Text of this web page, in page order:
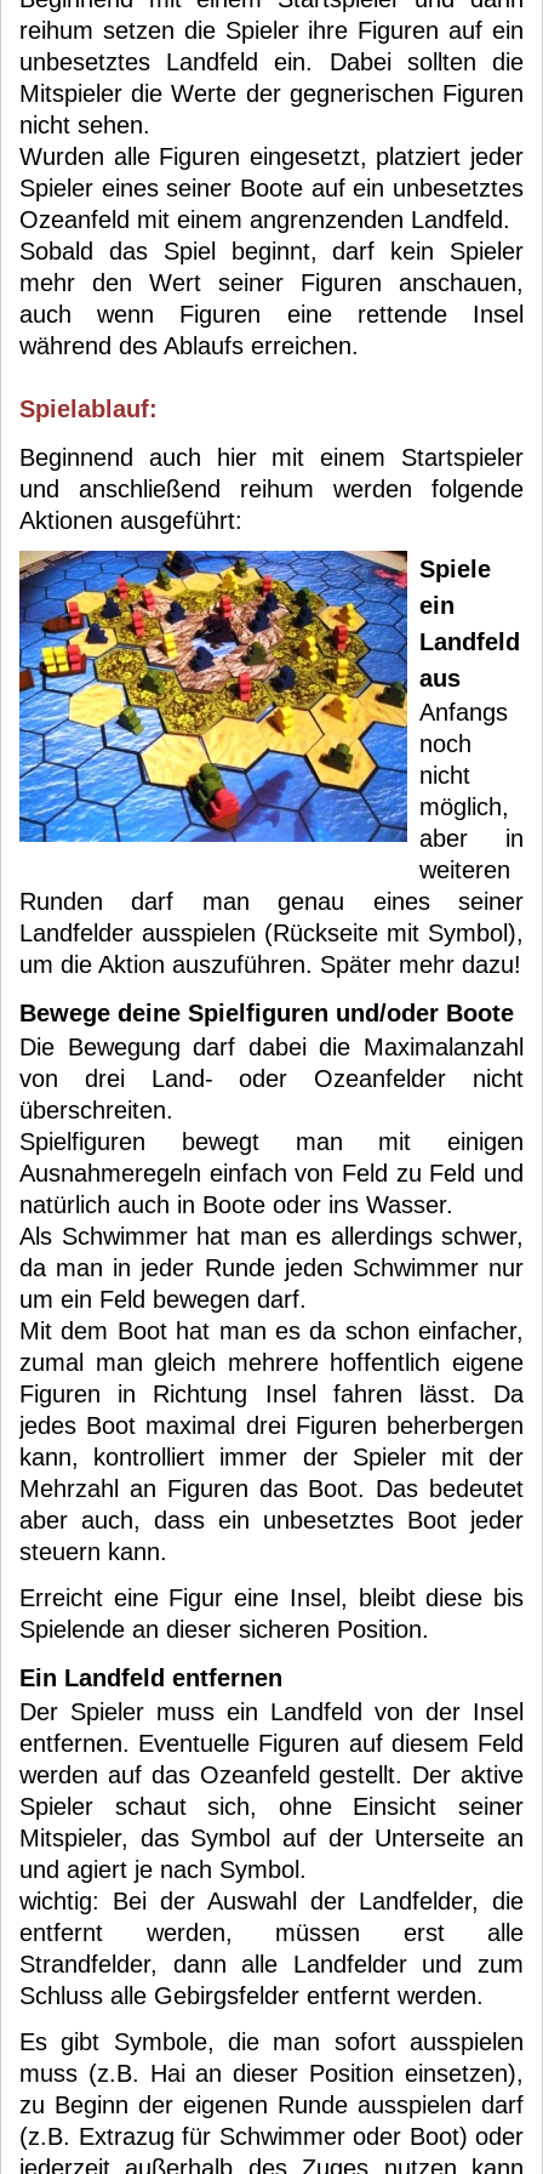
reihum setzen die Spieler ihre Figuren auf ein
unbesetztes Landfeld ein. Dabei sollten die
Mitspieler die Werte der gegnerischen Figuren
nicht sehen.
Wurden alle Figuren eingesetzt, platziert jeder
Spieler eines seiner Boote auf ein unbesetztes
Ozeanfeld mit einem angrenzenden Landfeld.
Sobald das Spiel beginnt, darf kein Spieler
mehr den Wert seiner Figuren anschauen,
auch wenn Figuren eine rettende Insel
während des Ablaufs erreichen.
Spielablauf:
Beginnend auch hier mit einem Startspieler
und anschließend reihum werden folgende
Aktionen ausgeführt:
Spiele
ein
Landfeld
aus
Anfangs
noch
nicht
möglich,
aber in
weiteren
Runden darf man genau eines seiner
Landfelder ausspielen (Rückseite mit Symbol),
um die Aktion auszuführen. Später mehr dazu!
Bewege deine Spielfiguren und/oder Boote
Die Bewegung darf dabei die Maximalanzahl
von drei Land- oder Ozeanfelder nicht
überschreiten.
Spielfiguren bewegt man mit einigen
Ausnahmeregeln einfach von Feld zu Feld und
natürlich auch in Boote oder ins Wasser.
Als Schwimmer hat man es allerdings schwer,
da man in jeder Runde jeden Schwimmer nur
um ein Feld bewegen darf.
Mit dem Boot hat man es da schon einfacher,
zumal man gleich mehrere hoffentlich eigene
Figuren in Richtung Insel fahren lässt. Da
jedes Boot maximal drei Figuren beherbergen
kann, kontrolliert immer der Spieler mit der
Mehrzahl an Figuren das Boot. Das bedeutet
aber auch, dass ein unbesetztes Boot jeder
steuern kann.
Erreicht eine Figur eine Insel, bleibt diese bis
Spielende an dieser sicheren Position.
Ein Landfeld entfernen
Der Spieler muss ein Landfeld von der Insel
entfernen. Eventuelle Figuren auf diesem Feld
werden auf das Ozeanfeld gestellt. Der aktive
Spieler schaut sich, ohne Einsicht seiner
Mitspieler, das Symbol auf der Unterseite an
und agiert je nach Symbol.
wichtig: Bei der Auswahl der Landfelder, die
entfernt werden, müssen erst alle
Strandfelder, dann alle Landfelder und zum
Schluss alle Gebirgsfelder entfernt werden.
Es gibt Symbole, die man sofort ausspielen
muss (z.B. Hai an dieser Position einsetzen),
zu Beginn der eigenen Runde ausspielen darf
(z.B. Extrazug für Schwimmer oder Boot) oder
jederzeit außerhalb des Zuges nutzen kann